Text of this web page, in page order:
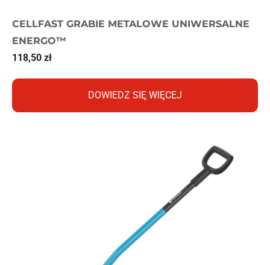
CELLFAST GRABIE METALOWE UNIWERSALNE
ENERGO™
118,50 zł
DOWIEDZ SIĘ WIĘCEJ